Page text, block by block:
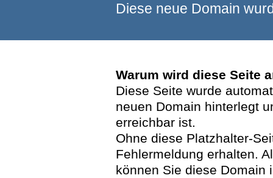
Diese neue Domain
Warum wird diese Seite
Diese Seite wurde
neuen Domain hinterlegt
erreichbar ist.
Ohne diese Platzhalter-
Fehlermeldung erhalten.
können Sie diese Domain